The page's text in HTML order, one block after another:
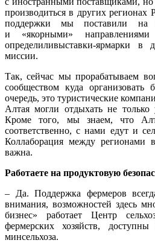
производиться в других регионах
поддержки мы поставили на
и «якорными»
определиливыставки-ярмарки в
миссии.
Так, сейчас мы прорабатываем
сообществом куда
очередь, это туристические
Алтая могли отдыхать не
Кроме того, мы знаем, что
соответственно, с нами едут и
Коллаборация между регионами
важна.
Работаете на продуктовую
– Да. Поддержка фермеров
внимания, возможностей здесь
бизнес» работает Центр
фермерских хозяйств, доступны
минсельхоза.